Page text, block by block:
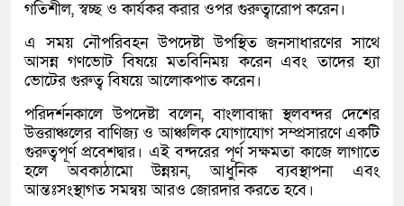
গতিশীল, স্বচ্ছ ও কার্যকর করার ওপর গুরুত্বারোপ করেন।
এ সময় নৌপরিবহন উপদেষ্টা উপস্থিত জনসাধারণের সাথে
আসন্ন গণভোট বিষয়ে মতবিনিময় করেন এবং তাদের হ্যা
ভোটের গুরুত্ব বিষয়ে আলোকপাত করেন।
পরিদর্শনকালে উপদেষ্টা বলেন, বাংলাবান্ধা স্থলবন্দর দেশের
উত্তরাঞ্চলের বাণিজ্য ও আঞ্চলিক যোগাযোগ সম্প্রসারণে একটি
গুরুত্বপূর্ণ প্রবেশদ্বার। এই বন্দরের পূর্ণ সক্ষমতা কাজে লাগাতে
হলে অবকাঠামো উন্নয়ন, আধুনিক ব্যবস্থাপনা এবং
আন্তঃসংস্থাগত সমন্বয় আরও জোরদার করতে হবে।